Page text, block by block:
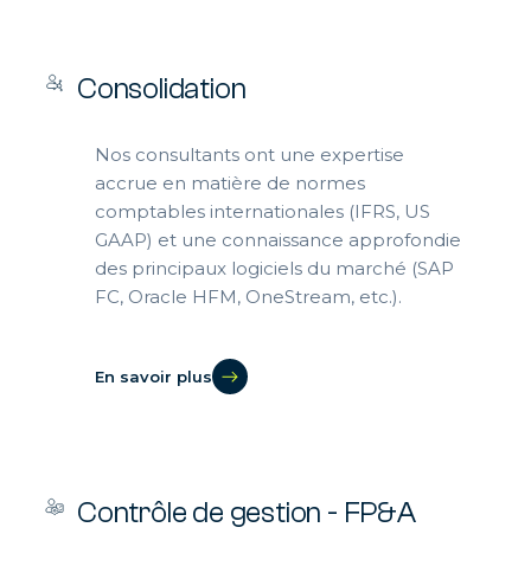
Consolidation
Nos consultants ont une expertise
accrue en matière de normes
comptables internationales (IFRS, US
GAAP) et une connaissance approfondie
des principaux logiciels du marché (SAP
FC, Oracle HFM, OneStream, etc.).
En savoir plus
Contrôle de gestion - FP&A